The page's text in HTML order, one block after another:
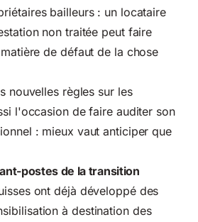
bailleurs : un locataire
non traitée peut faire
de défaut de la chose
nouvelles règles sur les
l'occasion de faire auditer son
: mieux vaut anticiper que
postes de la transition
ont déjà développé des
à destination des